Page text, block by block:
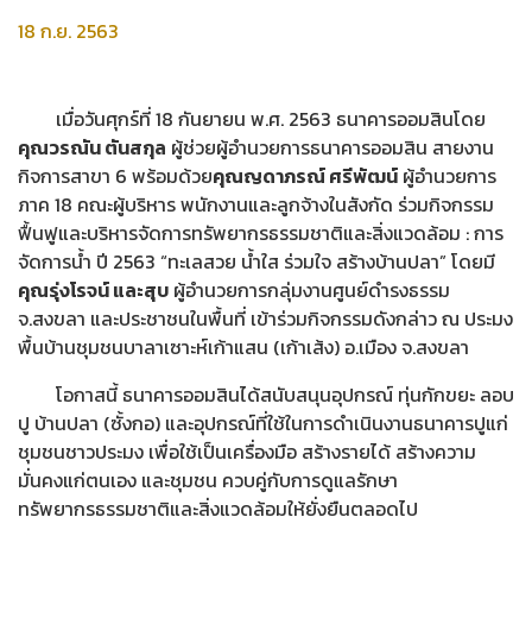
18 ก.ย. 2563
เมื่อวันศุกร์ที่ 18 กันยายน พ.ศ. 2563 ธนาคารออมสินโดย
คุณวรณัน ตันสกุล ผู้ช่วยผู้อำนวยการธนาคารออมสิน สายงาน
กิจการสาขา 6 พร้อมด้วยคุณญดาภรณ์ ศรีพัฒน์ ผู้อำนวยการ
ภาค 18 คณะผู้บริหาร พนักงานและลูกจ้างในสังกัด ร่วมกิจกรรม
ฟื้นฟูและบริหารจัดการทรัพยากรธรรมชาติและสิ่งแวดล้อม : การ
จัดการน้ำ ปี 2563 “ทะเลสวย น้ำใส ร่วมใจ สร้างบ้านปลา” โดยมี
คุณรุ่งโรจน์ และสุบ ผู้อำนวยการกลุ่มงานศูนย์ดำรงธรรม
จ.สงขลา และประชาชนในพื้นที่ เข้าร่วมกิจกรรมดังกล่าว ณ ประมง
พื้นบ้านชุมชนบาลาเซาะห์เก้าแสน (เก้าเส้ง) อ.เมือง จ.สงขลา
โอกาสนี้ ธนาคารออมสินได้สนับสนุนอุปกรณ์ ทุ่นกักขยะ ลอบ
ปู บ้านปลา (ซั้งกอ) และอุปกรณ์ที่ใช้ในการดำเนินงานธนาคารปูแก่
ชุมชนชาวประมง เพื่อใช้เป็นเครื่องมือ สร้างรายได้ สร้างความ
มั่นคงแก่ตนเอง และชุมชน ควบคู่กับการดูแลรักษา
ทรัพยากรธรรมชาติและสิ่งแวดล้อมให้ยั่งยืนตลอดไป